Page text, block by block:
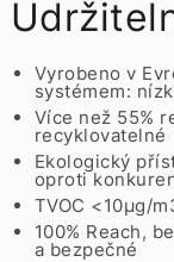
Vyrobeno v
systémem:
Více než 55%
recyklovatelné
Ekologický
oproti
TVOC <10µg/
100% Reach,
a bezpečné